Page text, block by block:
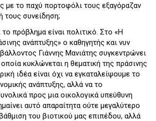
με το παχύ πορτοφόλι τους εξαγόραζαν
τους συνείδηση;
πρόβλημα είναι πολιτικό. Στο «Η
ανάπτυξης» ο καθηγητής και νυν
Γιάννης Μανιάτης συγκεντρώνει
κυκλώνεται η θεματική της πράσινης
ιδέα είναι όχι να εγκαταλείψουμε το
ανάπτυξης, αλλά να το
προς μια οικολογικά υπεύθυνη
αυτό απαραίτητα ούτε μεγαλύτερο
του βιοτικού μας επιπέδου, αλλά